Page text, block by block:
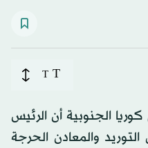
T
T
الجنوبية أن الرئيس
والمعادن الحرجة